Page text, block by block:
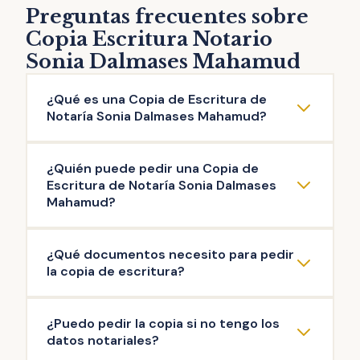
Preguntas frecuentes sobre
Copia Escritura Notario
Sonia Dalmases Mahamud
¿Qué es una Copia de Escritura de
Notaría Sonia Dalmases Mahamud?
Dalmases Mahamud es una reproducción
literal del contenido de una escritura original
público firmado en esta Notaría: escritura de
compraventa, de hipoteca, testamento,
herencia, poder de representación,
escrituras de operaciones societarias, entre
otras.
¿Quién puede pedir una Copia de
Escritura de Notaría Sonia Dalmases
Mahamud?
Notaría Sonia Dalmases Mahamud las
personas que intervinieron en la misma, así
como aquellas que acrediten un interés
legítimo (ej: herederos del propietario). Es el
Notario quien decide si existe interés legítimo
¿Qué documentos necesito para pedir
la copia de escritura?
trámite de copia de escritura de Notaría
Sonia Dalmases Mahamud es: copia de tu DNI
¿Puedo pedir la copia si no tengo los
datos notariales?